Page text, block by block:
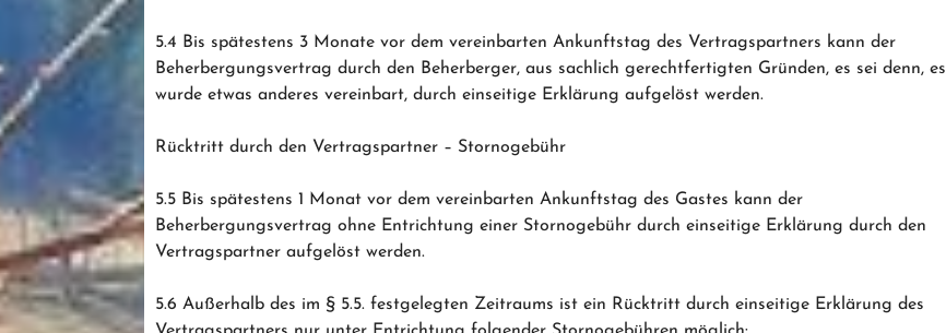
5.4 Bis spätestens 3 Monate vor dem vereinbarten Ankunftstag des Vertragspartners kann der
Beherbergungsvertrag durch den Beherberger, aus sachlich gerechtfertigten Gründen, es sei denn, es
wurde etwas anderes vereinbart, durch einseitige Erklärung aufgelöst werden.
Rücktritt durch den Vertragspartner – Stornogebühr
5.5 Bis spätestens 1 Monat vor dem vereinbarten Ankunftstag des Gastes kann der
Beherbergungsvertrag ohne Entrichtung einer Stornogebühr durch einseitige Erklärung durch den
Vertragspartner aufgelöst werden.
5.6 Außerhalb des im § 5.5. festgelegten Zeitraums ist ein Rücktritt durch einseitige Erklärung des